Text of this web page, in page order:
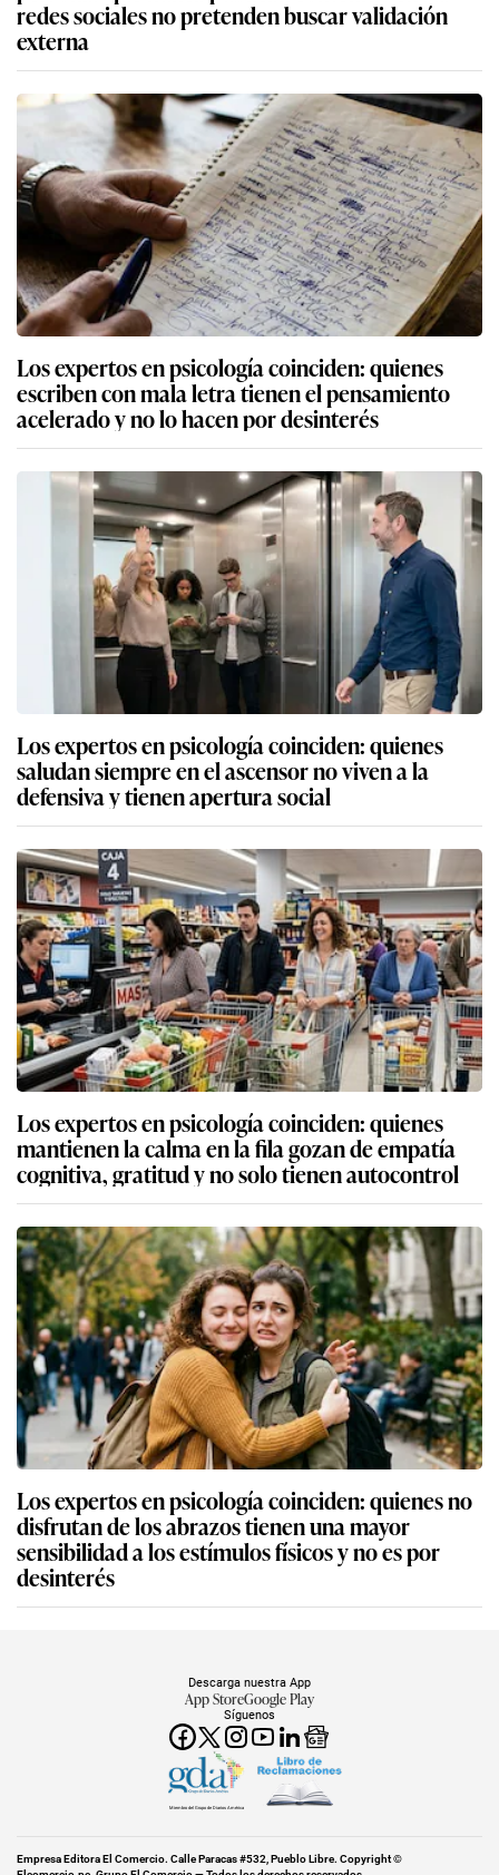
redes sociales no pretenden buscar validación
externa
Los expertos en psicología coinciden: quienes
escriben con mala letra tienen el pensamiento
acelerado y no lo hacen por desinterés
Los expertos en psicología coinciden: quienes
saludan siempre en el ascensor no viven a la
defensiva y tienen apertura social
Los expertos en psicología coinciden: quienes
mantienen la calma en la fila gozan de empatía
cognitiva, gratitud y no solo tienen autocontrol
Los expertos en psicología coinciden: quienes no
disfrutan de los abrazos tienen una mayor
sensibilidad a los estímulos físicos y no es por
desinterés
Síguenos
Descarga nuestra App
App StoreGoogle Play
Miembro del Grupo de Diarios América
Empresa Editora El Comercio. Calle Paracas #532, Pueblo Libre. Copyright ©